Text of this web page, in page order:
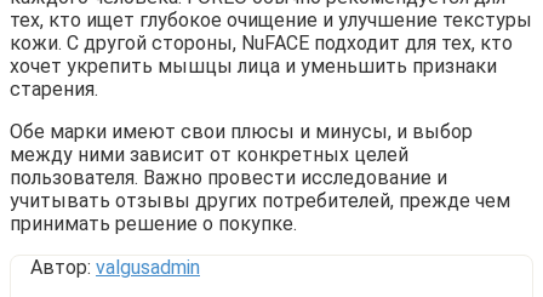
тех, кто ищет глубокое очищение и улучшение текстуры
кожи. С другой стороны, NuFACE подходит для тех, кто
хочет укрепить мышцы лица и уменьшить признаки
старения.
Обе марки имеют свои плюсы и минусы, и выбор
между ними зависит от конкретных целей
пользователя. Важно провести исследование и
учитывать отзывы других потребителей, прежде чем
принимать решение о покупке.
Автор: valgusadmin